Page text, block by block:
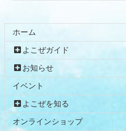
ホーム
よこぜガイド
お知らせ
イベント
よこぜを知る
オンラインショップ